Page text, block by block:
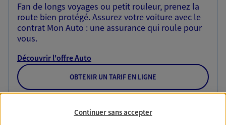
Fan de longs voyages ou petit rouleur, prenez la
route bien protégé. Assurez votre voiture avec le
contrat Mon Auto : une assurance qui roule pour
vous.
Découvrir l'offre Auto
OBTENIR UN TARIF EN LIGNE
HabitationContinuer sans accepter